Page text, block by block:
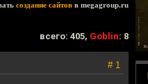
создание сайтов в megagroup.ru
всего: 405, Goblin: 8
# 1